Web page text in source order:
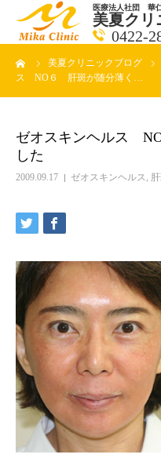
医療法人社団 華
美夏クリ
0422-
美夏クリニックブログ
ス NO６ 肝斑が随分薄く…
ゼオスキンヘルス
した
2009.09.17 ゼオスキンヘルス,
医師紹介
ブログ一覧ページ
料金一覧 new